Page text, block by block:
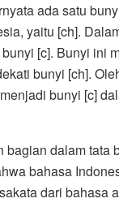
ada satu
yaitu [ch].
[c]. Bunyi ini
bunyi [ch].
bunyi [c]
bagian dalam tata
bahasa
dari bahasa